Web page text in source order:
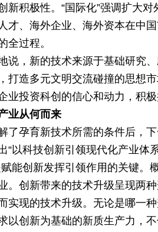
新积极性。“国际化”强调扩大
才、海外企业、海外资本在中
全过程。
说，新的技术来源于基础研究
打造多元文明交流碰撞的思想
业投资科创的信心和动力，积
业从何而来
了孕育新技术所需的条件后，
“以科技创新引领现代化产业体
赋能创新发挥引领作用的关键。
。创新带来的技术升级呈现两
实现的技术升级。无论是哪一
以创新为基础的新质生产力，